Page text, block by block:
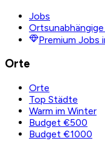
Jobs
Premium Jobs
Orte
Orte
Top Städte
Warm im Winter
Budget €500
Budget €1000